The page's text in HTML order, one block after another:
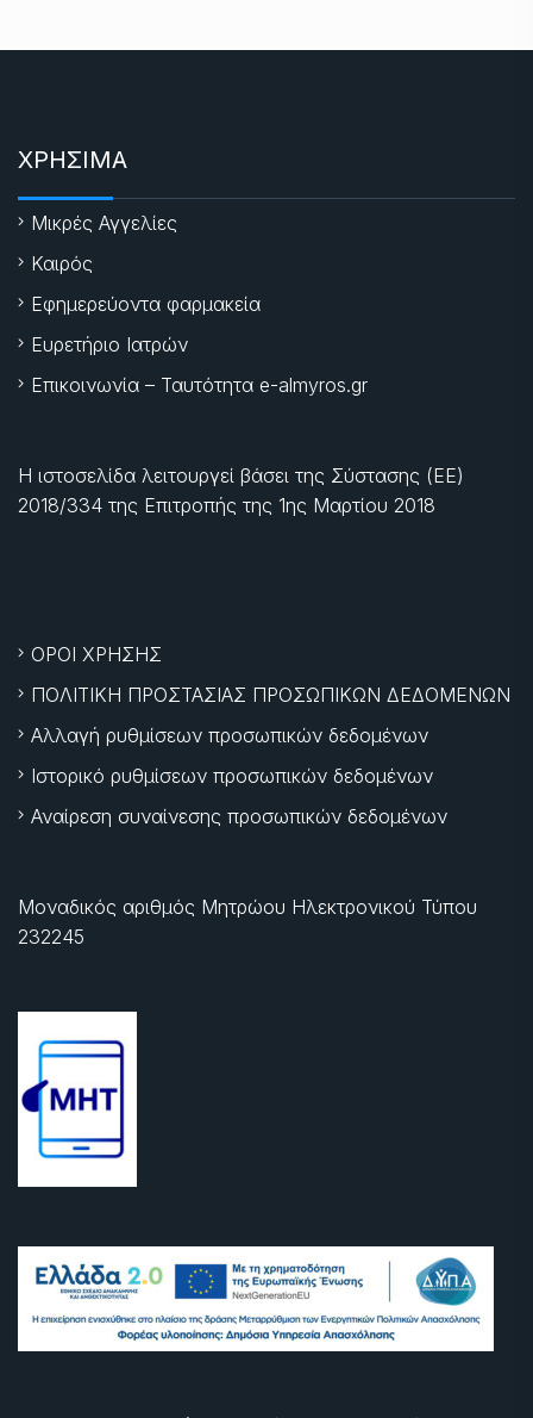
ΧΡΗΣΙΜΑ
Μικρές Αγγελίες
Καιρός
Εφημερεύοντα φαρμακεία
Ευρετήριο Ιατρών
Επικοινωνία – Ταυτότητα e-almyros.gr
Η ιστοσελίδα λειτουργεί βάσει της Σύστασης (ΕΕ)
2018/334 της Επιτροπής της 1ης Μαρτίου 2018
ΟΡΟΙ ΧΡΗΣΗΣ
ΠΟΛΙΤΙΚΗ ΠΡΟΣΤΑΣΙΑΣ ΠΡΟΣΩΠΙΚΩΝ ΔΕΔΟΜΕΝΩΝ
Αλλαγή ρυθμίσεων προσωπικών δεδομένων
Ιστορικό ρυθμίσεων προσωπικών δεδομένων
Αναίρεση συναίνεσης προσωπικών δεδομένων
Μοναδικός αριθμός Μητρώου Ηλεκτρονικού Τύπου
232245